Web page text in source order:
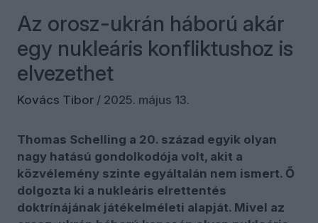
Az orosz-ukrán háború akár
egy nukleáris konfliktushoz is
elvezethet
Kovács Tibor / 2025. május 13.
Thomas Schelling a 20. század egyik olyan
nagy hatású gondolkodója volt, akit a
közvélemény szinte egyáltalán nem ismert. Ő
dolgozta ki a nukleáris elrettentés
doktrínájának játékelméleti alapját. Mivel az